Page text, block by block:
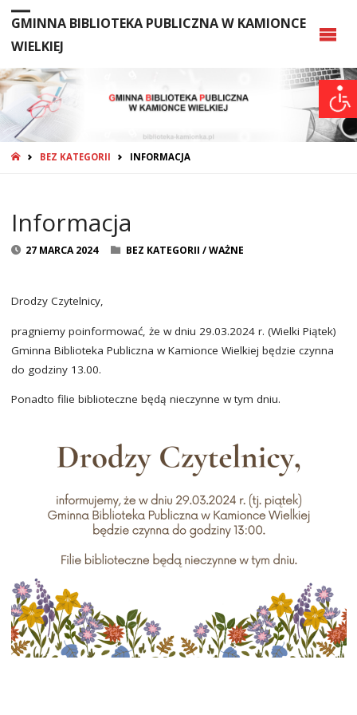
GMINNA BIBLIOTEKA PUBLICZNA W KAMIONCE
WIELKIEJ
STRONA
BEZ KATEGORII INFORMACJA
Informacja
27 MARCA 2024 BEZ KATEGORII /WAŻNE
Drodzy Czytelnicy,
pragniemy poinformować, że w dniu 29.03.2024 r. (Wielki Piątek)
Gminna Biblioteka Publiczna w Kamionce Wielkiej będzie czynna
do godziny 13.00.
Ponadto filie biblioteczne będą nieczynne w tym dniu.